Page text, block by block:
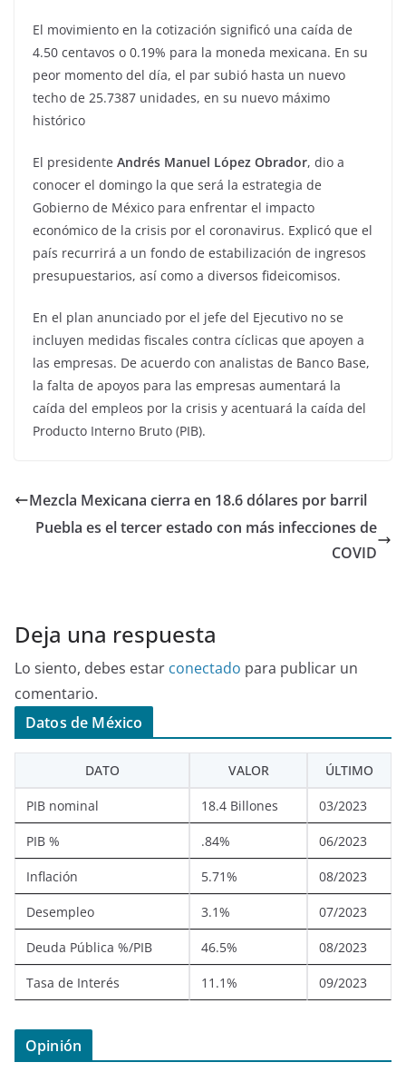
El movimiento en la cotización significó una caída de
4.50 centavos o 0.19% para la moneda mexicana. En su
peor momento del día, el par subió hasta un nuevo
techo de 25.7387 unidades, en su nuevo máximo
histórico
El presidente Andrés Manuel López Obrador, dio a
conocer el domingo la que será la estrategia de
Gobierno de México para enfrentar el impacto
económico de la crisis por el coronavirus. Explicó que el
país recurrirá a un fondo de estabilización de ingresos
presupuestarios, así como a diversos fideicomisos.
En el plan anunciado por el jefe del Ejecutivo no se
incluyen medidas fiscales contra cíclicas que apoyen a
las empresas. De acuerdo con analistas de Banco Base,
la falta de apoyos para las empresas aumentará la
caída del empleos por la crisis y acentuará la caída del
Producto Interno Bruto (PIB).
Mezcla Mexicana cierra en 18.6 dólares por barril
Puebla es el tercer estado con más infecciones de
COVID
Deja una respuesta
Lo siento, debes estar conectado para publicar un
comentario.
Datos de México
DATO VALOR ÚLTIMO
PIB nominal 18.4 Billones 03/2023
PIB % .84% 06/2023
Inflación 5.71% 08/2023
Desempleo 3.1% 07/2023
Deuda Pública %/PIB 46.5% 08/2023
Tasa de Interés 11.1% 09/2023
Opinión